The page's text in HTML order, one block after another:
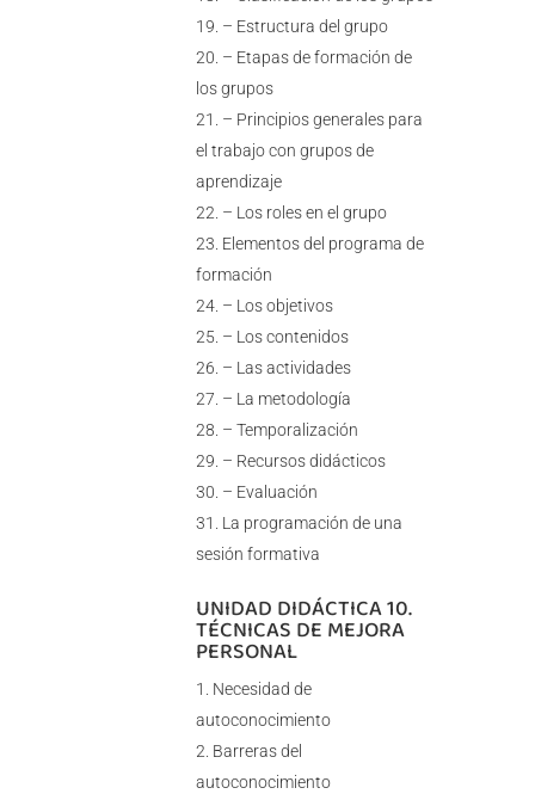
– Estructura del grupo
– Etapas de formación de
los grupos
– Principios generales para
el trabajo con grupos de
aprendizaje
– Los roles en el grupo
Elementos del programa de
formación
– Los objetivos
– Los contenidos
– Las actividades
– La metodología
– Temporalización
– Recursos didácticos
– Evaluación
La programación de una
sesión formativa
UNIDAD DIDÁCTICA 10.
TÉCNICAS DE MEJORA
PERSONAL
Necesidad de
autoconocimiento
Barreras del
autoconocimiento